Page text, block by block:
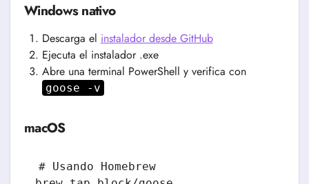
Windows nativo
Descarga el instalador desde GitHub
Ejecuta el instalador .exe
Abre una terminal PowerShell y verifica con
goose -v
macOS
# Usando Homebrew